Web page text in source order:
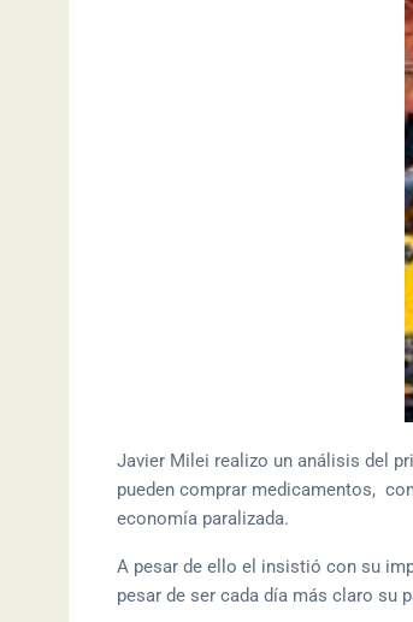
Javier Milei realizo un análisis del
pueden comprar medicamentos,
economía paralizada.
A pesar de ello el insistió con su
pesar de ser cada día más claro su